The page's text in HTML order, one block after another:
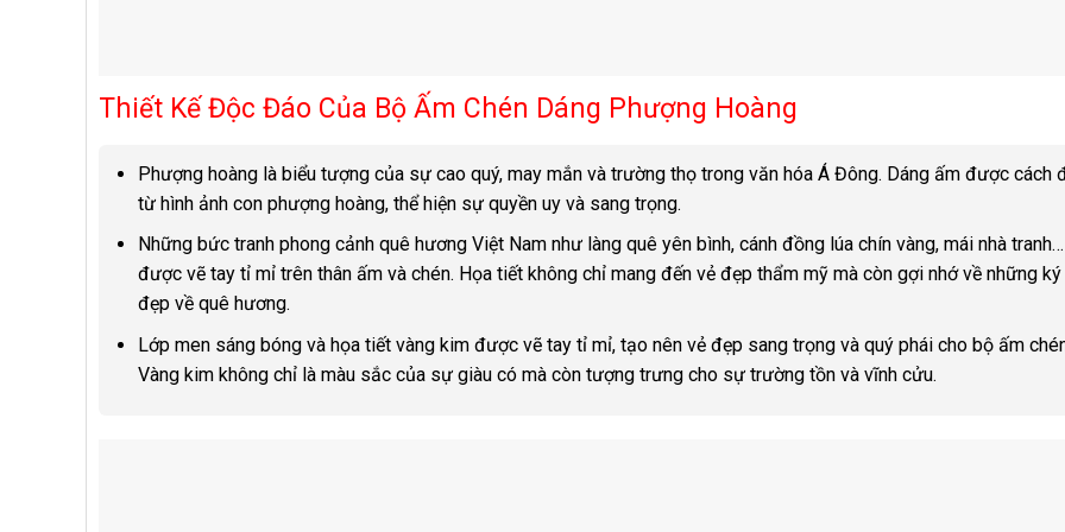
Thiết Kế Độc Đáo Của Bộ Ấm Chén Dáng Phượng Hoàng
Phượng hoàng là biểu tượng của sự cao quý, may mắn và trường thọ trong văn hóa Á Đông. Dáng ấm được cách
từ hình ảnh con phượng hoàng, thể hiện sự quyền uy và sang trọng.
Những bức tranh phong cảnh quê hương Việt Nam như làng quê yên bình, cánh đồng lúa chín vàng, mái nhà tranh…
được vẽ tay tỉ mỉ trên thân ấm và chén. Họa tiết không chỉ mang đến vẻ đẹp thẩm mỹ mà còn gợi nhớ về những
đẹp về quê hương.
Lớp men sáng bóng và họa tiết vàng kim được vẽ tay tỉ mỉ, tạo nên vẻ đẹp sang trọng và quý phái cho bộ ấm
Vàng kim không chỉ là màu sắc của sự giàu có mà còn tượng trưng cho sự trường tồn và vĩnh cửu.